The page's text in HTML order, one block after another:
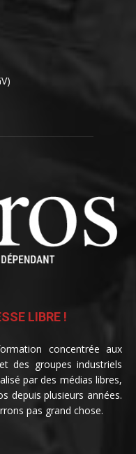
LIBRE !
concentrée aux
des groupes industriels
par des médias libres,
depuis plusieurs années.
pas grand chose.